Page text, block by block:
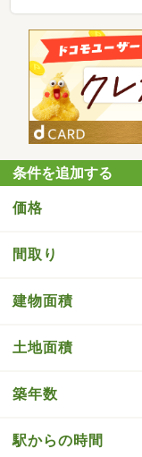
条件を追加する
価格
間取り
建物面積
土地面積
築年数
駅からの時間